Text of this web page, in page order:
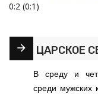
0:2 (0:1)
ЦАРСКОЕ
В среду и
среди мужских